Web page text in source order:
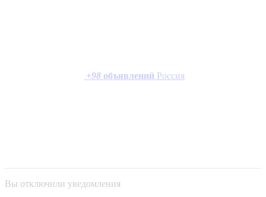
+98 объявлений Россия
Вы отключили уведомления